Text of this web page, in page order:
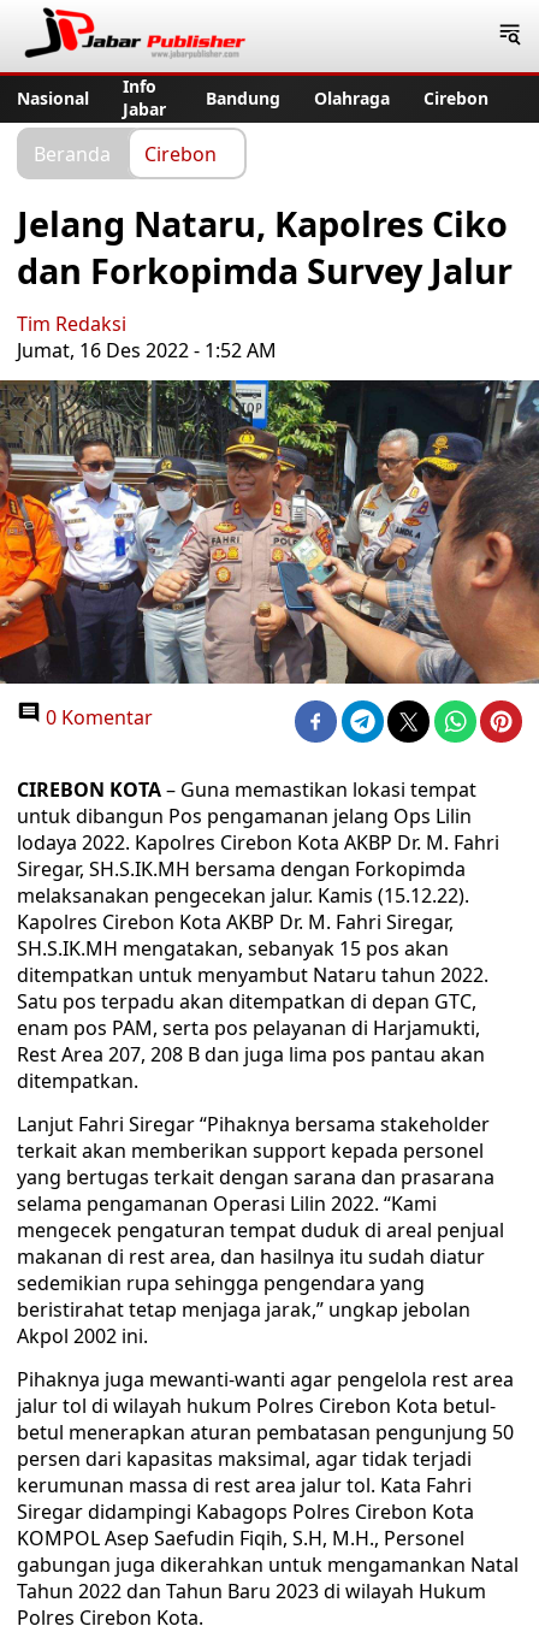
Nasional
Info
Jabar
Bandung Olahraga Cirebon
Beranda Cirebon
Jelang Nataru, Kapolres Ciko
dan Forkopimda Survey Jalur
Tim Redaksi
Jumat, 16 Des 2022 - 1:52 AM
0 Komentar
CIREBON KOTA– Guna memastikan lokasi tempat
untuk dibangun Pos pengamanan jelang Ops Lilin
lodaya 2022. Kapolres Cirebon Kota AKBP Dr. M. Fahri
Siregar, SH.S.IK.MH bersama dengan Forkopimda
melaksanakan pengecekan jalur. Kamis (15.12.22).
Kapolres Cirebon Kota AKBP Dr. M. Fahri Siregar,
SH.S.IK.MH mengatakan, sebanyak 15 pos akan
ditempatkan untuk menyambut Nataru tahun 2022.
Satu pos terpadu akan ditempatkan di depan GTC,
enam pos PAM, serta pos pelayanan di Harjamukti,
Rest Area 207, 208 B dan juga lima pos pantau akan
ditempatkan.
Lanjut Fahri Siregar “Pihaknya bersama stakeholder
terkait akan memberikan support kepada personel
yang bertugas terkait dengan sarana dan prasarana
selama pengamanan Operasi Lilin 2022. “Kami
mengecek pengaturan tempat duduk di areal penjual
makanan di rest area, dan hasilnya itu sudah diatur
sedemikian rupa sehingga pengendara yang
beristirahat tetap menjaga jarak,” ungkap jebolan
Akpol 2002 ini.
Pihaknya juga mewanti-wanti agar pengelola rest area
jalur tol di wilayah hukum Polres Cirebon Kota betul-
betul menerapkan aturan pembatasan pengunjung 50
persen dari kapasitas maksimal, agar tidak terjadi
kerumunan massa di rest area jalur tol. Kata Fahri
Siregar didampingi Kabagops Polres Cirebon Kota
KOMPOL Asep Saefudin Fiqih, S.H, M.H., Personel
gabungan juga dikerahkan untuk mengamankan Natal
Tahun 2022 dan Tahun Baru 2023 di wilayah Hukum
Polres Cirebon Kota.